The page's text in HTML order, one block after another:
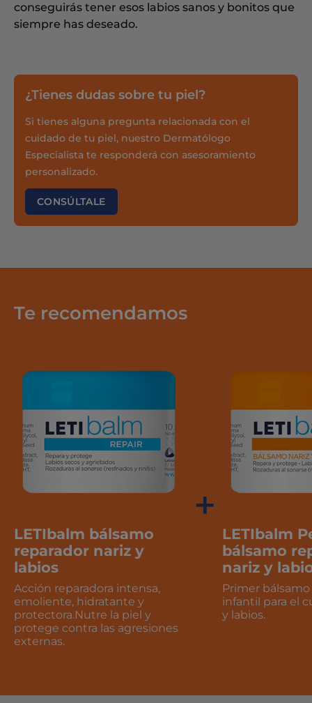
conseguirás tener esos labios sanos y bonitos que
siempre has deseado.
¿Tienes dudas sobre tu piel?
Si tienes alguna pregunta relacionada con el
cuidado de tu piel, nuestro Dermatólogo
Especialista te responderá con asesoramiento
personalizado.
CONSÚLTALE
Te recomendamos
LETIbalm bálsamo
reparador nariz y
labios
Acción reparadora intensa,
emoliente, hidratante y
protectora.Nutre la piel y
protege contra las agresiones
externas.
+
LETIbalm
bálsamo
nariz y
Primer
infantil para el
y labios.